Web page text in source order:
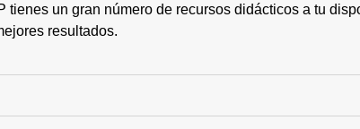
tienes un gran número de recursos didácticos a tu
resultados.